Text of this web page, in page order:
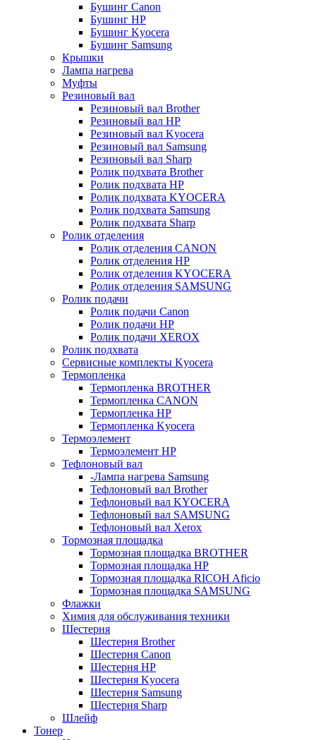
Бушинг Canon
Бушинг HP
Бушинг Kyocera
Бушинг Samsung
Крышки
Лампа нагрева
Муфты
Резиновый вал
Резиновый вал Brother
Резиновый вал HP
Резиновый вал Kyocera
Резиновый вал Samsung
Резиновый вал Sharp
Ролик подхвата Brother
Ролик подхвата HP
Ролик подхвата KYOCERA
Ролик подхвата Samsung
Ролик подхвата Sharp
Ролик отделения
Ролик отделения CANON
Ролик отделения HP
Ролик отделения KYOCERA
Ролик отделения SAMSUNG
Ролик подачи
Ролик подачи Canon
Ролик подачи HP
Ролик подачи XEROX
Ролик подхвата
Сервисные комплекты Kyocera
Термопленка
Термопленка BROTHER
Термопленка CANON
Термопленка HP
Термопленка Kyocera
Термоэлемент
Термоэлемент НР
Тефлоновый вал
-Лампа нагрева Samsung
Тефлоновый вал Brother
Тефлоновый вал KYOCERA
Тефлоновый вал SAMSUNG
Тефлоновый вал Xerox
Тормозная площадка
Тормозная площадка BROTHER
Тормозная площадка HP
Тормозная площадка RICOH Aficio
Тормозная площадка SAMSUNG
Флажки
Химия для обслуживания техники
Шестерня
Шестерня Brother
Шестерня Canon
Шестерня HP
Шестерня Kyocera
Шестерня Samsung
Шестерня Sharp
Шлейф
Тонер